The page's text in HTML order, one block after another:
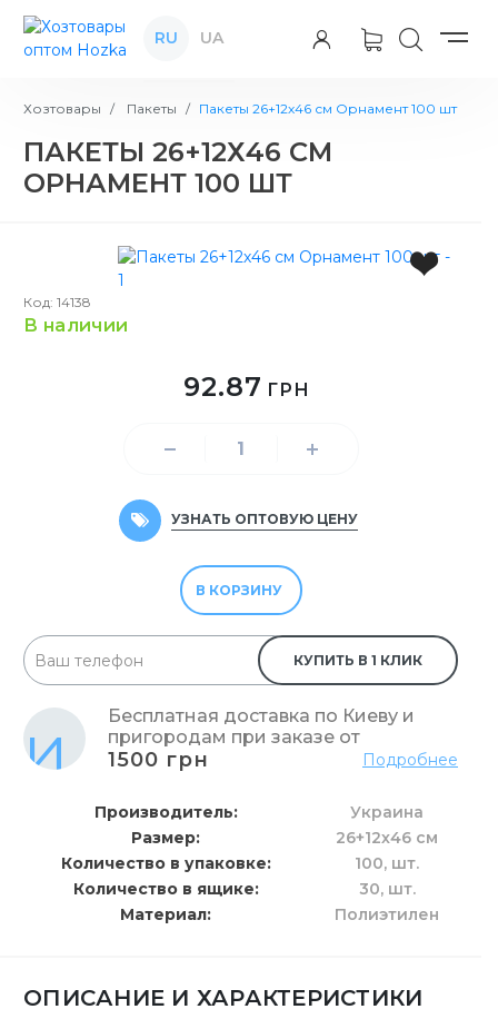
RU UA
Хозтовары Пакеты Пакеты 26+12х46 см Орнамент 100 шт
ПАКЕТЫ 26+12Х46 СМ
ОРНАМЕНТ 100 ШТ
Код: 14138
в наличии
92.87 ГРН
УЗНАТЬ ОПТОВУЮ ЦЕНУ
В КОРЗИНУ
КУПИТЬ В 1 КЛИК
Бесплатная доставка по Киеву и
пригородам при заказе от
1500 грн Подробнее
Производитель
Украина
Размер
26+12х46 см
Количество в упаковке
100, шт.
Количество в ящике
30, шт.
Материал
Полиэтилен
ОПИСАНИЕ И ХАРАКТЕРИСТИКИ